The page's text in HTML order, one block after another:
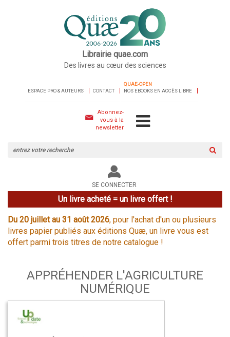
Librairie quae.com
Des livres au cœur des sciences
ESPACE PRO & AUTEURS CONTACT
QUAE-OPEN
NOS EBOOKS EN ACCÈS LIBRE
Abonnez-
vous à la
newsletter
le
site
SE CONNECTER
Un livre acheté = un livre offert !
Du 20 juillet au 31 août 2026, pour l'achat d'un ou plusieurs
livres papier publiés aux éditions Quæ, un livre vous est
offert parmi trois titres de notre catalogue !
APPRÉHENDER L'AGRICULTURE
NUMÉRIQUE